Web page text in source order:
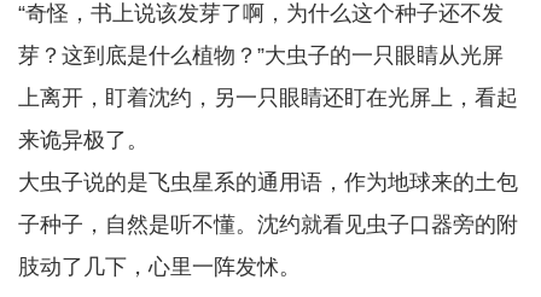
“奇怪，书上说该发芽了啊，为什么这个种子还不发
芽？这到底是什么植物？”大虫子的一只眼睛从光屏
上离开，盯着沈约，另一只眼睛还盯在光屏上，看起
来诡异极了。
大虫子说的是飞虫星系的通用语，作为地球来的土包
子种子，自然是听不懂。沈约就看见虫子口器旁的附
肢动了几下，心里一阵发怵。